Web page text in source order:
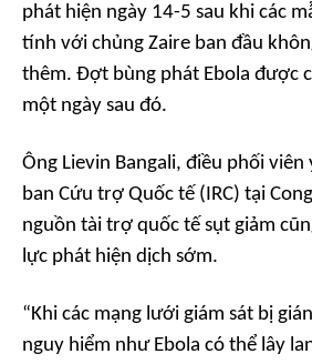
phát hiện ngày 14-5 sau khi các
tính với chủng Zaire ban đầu
thêm. Đợt bùng phát Ebola được
một ngày sau đó.
Ông Lievin Bangali, điều phối viên
ban Cứu trợ Quốc tế (IRC) tại
nguồn tài trợ quốc tế sụt giảm
lực phát hiện dịch sớm.
“Khi các mạng lưới giám sát bị
nguy hiểm như Ebola có thể lây